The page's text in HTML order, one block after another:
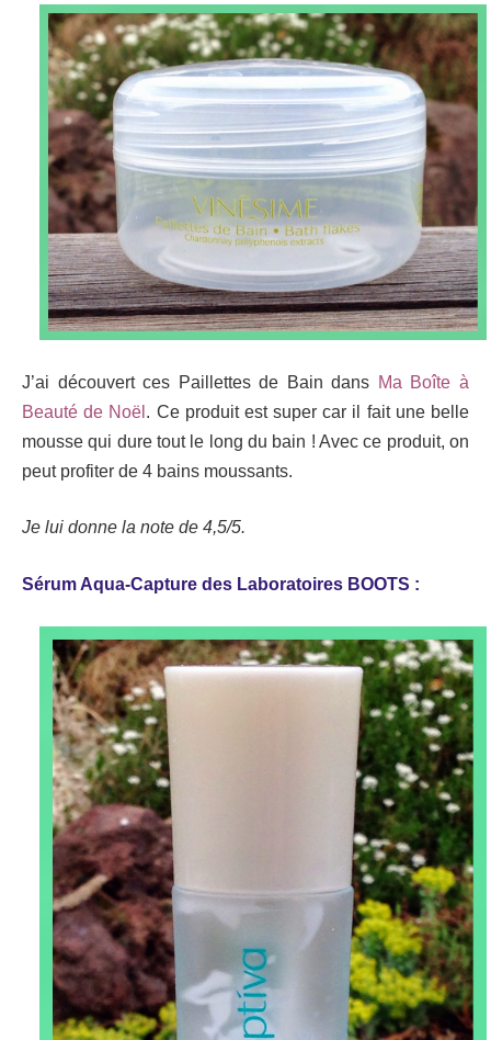
J’ai découvert ces Paillettes de Bain dans Ma Boîte à
Beauté de Noël . Ce produit est super car il fait une belle
mousse qui dure tout le long du bain ! Avec ce produit, on
peut profiter de 4 bains moussants.
Je lui donne la note de 4,5/5.
Sérum Aqua-Capture des Laboratoires BOOTS :